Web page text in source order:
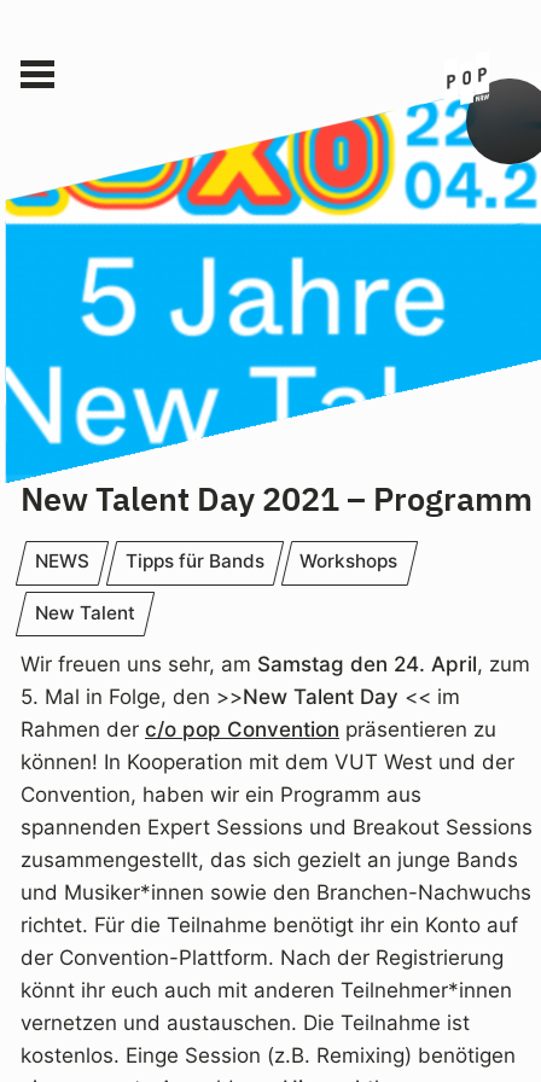
New Talent Day 2021 – Programm
NEWS Tipps für Bands Workshops
New Talent
Wir freuen uns sehr, am Samstag den 24. April, zum
5. Mal in Folge, den >>New Talent Day << im
Rahmen der c/o pop Convention präsentieren zu
können! In Kooperation mit dem VUT West und der
Convention, haben wir ein Programm aus
spannenden Expert Sessions und Breakout Sessions
zusammengestellt, das sich gezielt an junge Bands
und Musiker*innen sowie den Branchen-Nachwuchs
richtet. Für die Teilnahme benötigt ihr ein Konto auf
der Convention-Plattform. Nach der Registrierung
könnt ihr euch auch mit anderen Teilnehmer*innen
vernetzen und austauschen. Die Teilnahme ist
kostenlos. Einge Session (z.B. Remixing) benötigen